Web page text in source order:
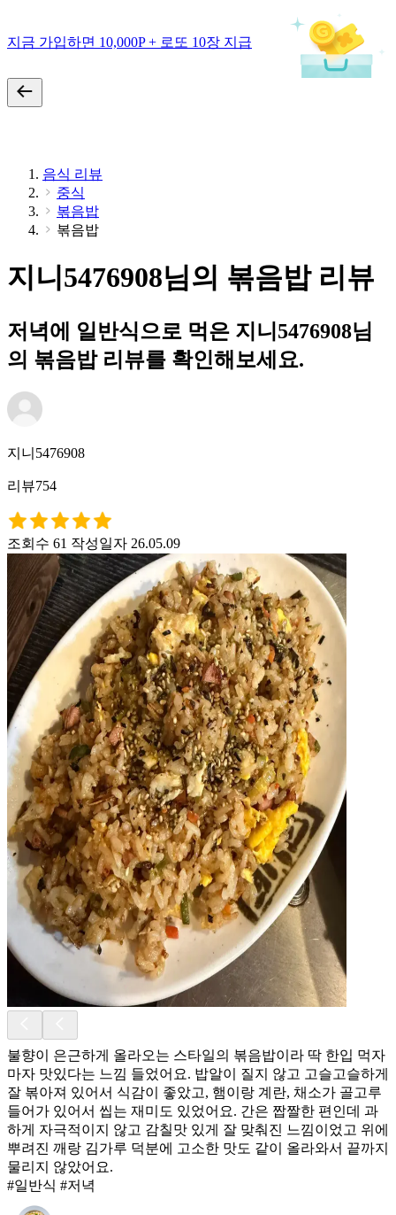
지금 가입하면 10,000P + 로또 10장 지급
음식 리뷰
중식
볶음밥
볶음밥
지니5476908님의 볶음밥 리뷰
저녁에 일반식으로 먹은 지니5476908님
의 볶음밥 리뷰를 확인해보세요.
지니5476908
리뷰754
조회수 61 작성일자 26.05.09
불향이 은근하게 올라오는 스타일의 볶음밥이라 딱 한입 먹자
마자 맛있다는 느낌 들었어요. 밥알이 질지 않고 고슬고슬하게
잘 볶아져 있어서 식감이 좋았고, 햄이랑 계란, 채소가 골고루
들어가 있어서 씹는 재미도 있었어요. 간은 짭짤한 편인데 과
하게 자극적이지 않고 감칠맛 있게 잘 맞춰진 느낌이었고 위에
뿌려진 깨랑 김가루 덕분에 고소한 맛도 같이 올라와서 끝까지
물리지 않았어요.
#일반식 #저녁